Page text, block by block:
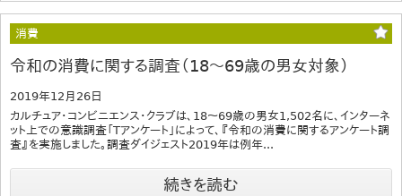
消費
令和の消費に関する調査（18～69歳の男女対象）
2019年12月26日
カルチュア・コンビニエンス・クラブは、18～69歳の男女1,502名に、インターネ
ット上での意識調査「Tアンケート」によって、『令和の消費に関するアンケート調
査』を実施しました。調査ダイジェスト2019年は例年...
続きを読む